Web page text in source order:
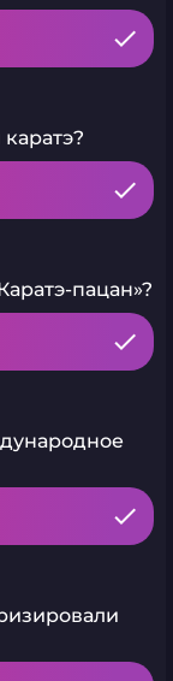
пацан»?